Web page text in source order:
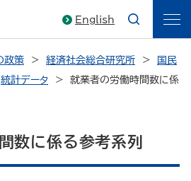
English
政策 経済社会総合研究所
国民
統計データ
就業者の労働時間数に係
数に係る参考系列